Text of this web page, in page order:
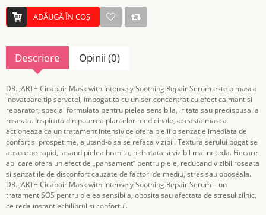
ADĂUGĂ ÎN COŞ
Descriere Opinii (0)
DR. JART+ Cicapair Mask with Intensely Soothing Repair Serum este o masca
inovatoare tip servetel, imbogatita cu un ser concentrat cu efect calmant si
reparator, special formulata pentru pielea sensibila, iritata sau predispusa la
roseata. Inspirata din puterea plantelor medicinale, aceasta masca
actioneaza ca un tratament intensiv ce ofera pielii o senzatie imediata de
confort si prospetime, ajutand-o sa se refaca vizibil. Textura serului bogat se
absoarbe rapid, lasand pielea hranita, hidratata si vizibil mai neteda. Fiecare
aplicare ofera un efect de „pansament” pentru piele, reducand vizibil roseata
si senzatiile de disconfort cauzate de factori de mediu, stres sau oboseala.
DR. JART+ Cicapair Mask with Intensely Soothing Repair Serum – un
tratament SOS pentru pielea sensibila, obosita sau afectata de stresul zilnic,
ce reda instant echilibrul si confortul.